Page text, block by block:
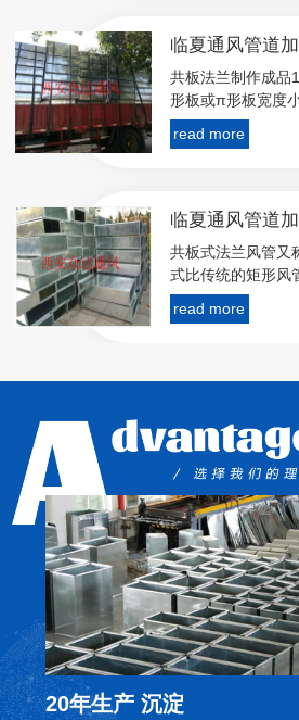
共板法兰制作成品
形板或π形板宽度
设滚压加强筋；当
时，板面必须设滚
read more
临夏通风管道
共板式法兰风管又
式比传统的矩形风
便、更小的漏风率
少工程投资；漏风
read more
20年生产 沉淀